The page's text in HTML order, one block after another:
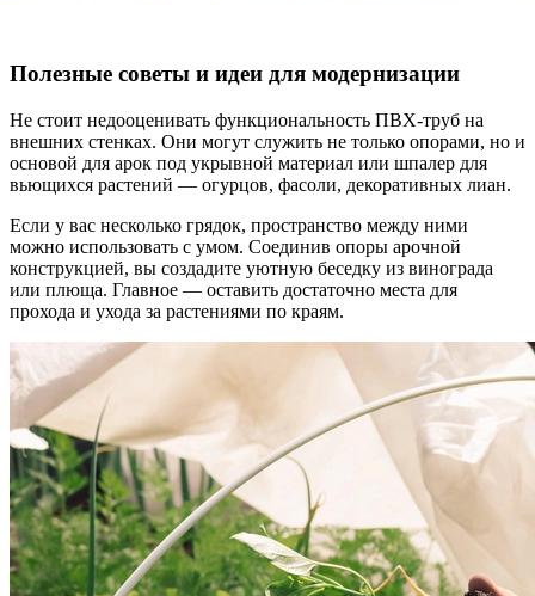
Полезные советы и идеи для модернизации
Не стоит недооценивать функциональность ПВХ-труб на
внешних стенках. Они могут служить не только опорами, но и
основой для арок под укрывной материал или шпалер для
вьющихся растений — огурцов, фасоли, декоративных лиан.
Если у вас несколько грядок, пространство между ними
можно использовать с умом. Соединив опоры арочной
конструкцией, вы создадите уютную беседку из винограда
или плюща. Главное — оставить достаточно места для
прохода и ухода за растениями по краям.